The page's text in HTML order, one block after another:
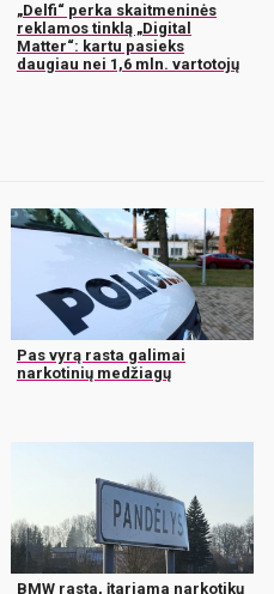
„Delfi“ perka skaitmeninės
reklamos tinklą „Digital
Matter“: kartu pasieks
daugiau nei 1,6 mln. vartotojų
Pas vyrą rasta galimai
narkotinių medžiagų
BMW rasta, įtariama narkotikų